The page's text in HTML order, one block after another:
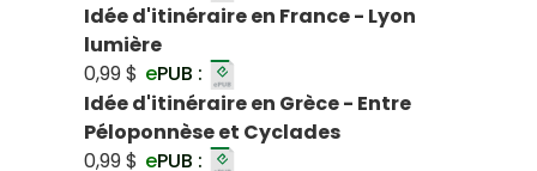
Idée d'itinéraire en France - Lyon
lumière
0,99 $ ePUB :
Idée d'itinéraire en Grèce - Entre
Péloponnèse et Cyclades
0,99 $ ePUB :